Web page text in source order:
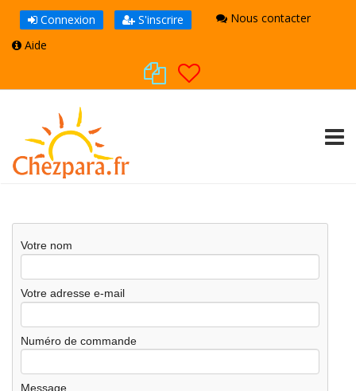
Connexion S'inscrire
Nous contacter
Aide
Votre nom
Votre adresse e-mail
Numéro de commande
Message